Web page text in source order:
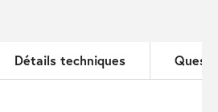
Détails techniques